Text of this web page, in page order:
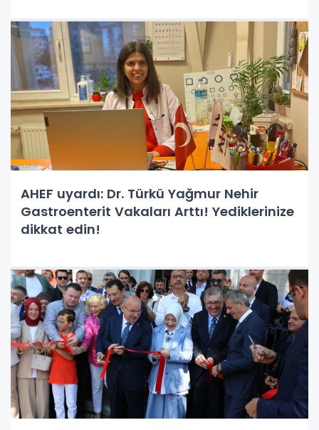
AHEF uyardı: Dr. Türkü Yağmur Nehir
Gastroenterit Vakaları Arttı! Yediklerinize
dikkat edin!